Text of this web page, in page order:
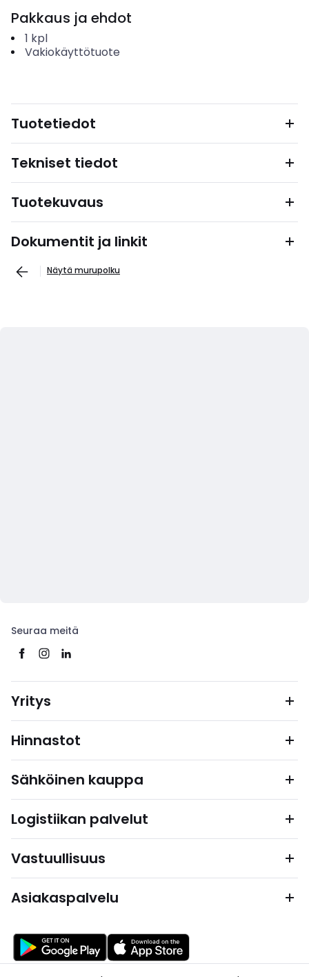
Pakkaus ja ehdot
1 kpl
Vakiokäyttötuote
Tuotetiedot
Tekniset tiedot
Tuotekuvaus
Dokumentit ja linkit
Näytä murupolku
Seuraa meitä
Yritys
Hinnastot
Sähköinen kauppa
Logistiikan palvelut
Vastuullisuus
Asiakaspalvelu